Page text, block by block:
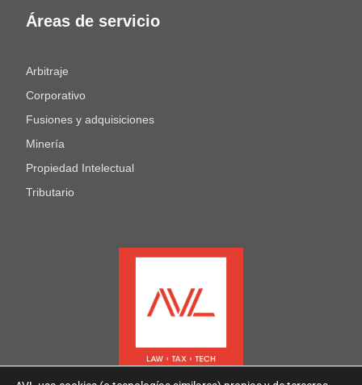
Áreas de servicio
Arbitraje
Corporativo
Fusiones y adquisiciones
Minería
Propiedad Intelectual
Tributario